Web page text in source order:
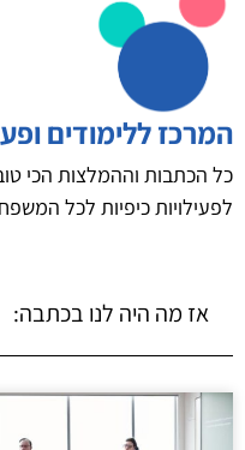
המרכז ללימודים
כל הכתבות וההמלצות הכי
לפעילויות כיפיות לכל
אז מה היה לנו בכתבה: